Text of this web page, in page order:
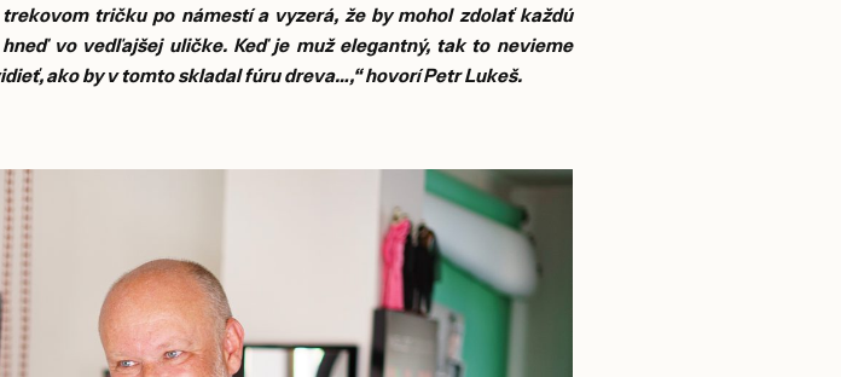
tričku po námestí a vyzerá, že by mohol zdolať každú
vo vedľajšej uličke. Keď je muž elegantný, tak to nevieme
ako by v tomto skladal fúru dreva…,“ hovorí Petr Lukeš.